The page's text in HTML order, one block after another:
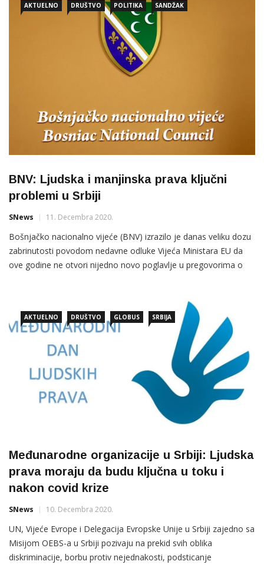
nacionalnog vijeća
AKTUELNO DRUŠTVO POLITIKA SANDŽAK
BNV: Ljudska i manjinska prava ključni
problemi u Srbiji
SNews 11. Decembra 2020.
Bošnjačko nacionalno vijeće (BNV) izrazilo je danas veliku dozu
zabrinutosti povodom nedavne odluke Vijeća Ministara EU da
ove godine ne otvori nijedno novo poglavlje u pregovorima o
poštovanja ljudskih i manjinskih prava, ostaju ključni problemi sa
kojimaAKTUELNO DRUŠTVO GLOBUS SRBIJA
Međunarodne organizacije u Srbiji: Ljudska
prava moraju da budu ključna u toku i
nakon covid krize
SNews 10. Decembra 2020.
UN, Vijeće Evrope i Delegacija Evropske Unije u Srbiji zajedno sa
Misijom OEBS-a u Srbiji pozivaju na prekid svih oblika
diskriminacije, borbu protiv nejednakosti, podsticanje